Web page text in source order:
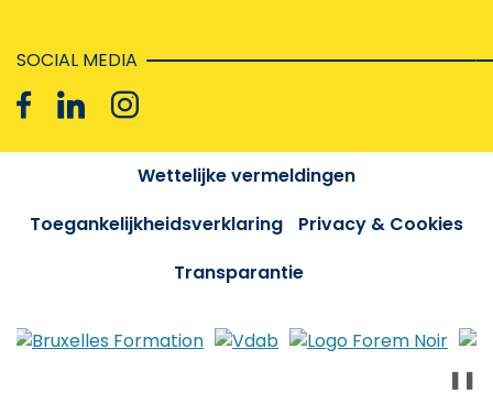
SOCIAL MEDIA
Wettelijke vermeldingen
Toegankelijkheidsverklaring
Privacy & Cookies
Transparantie
❚❚